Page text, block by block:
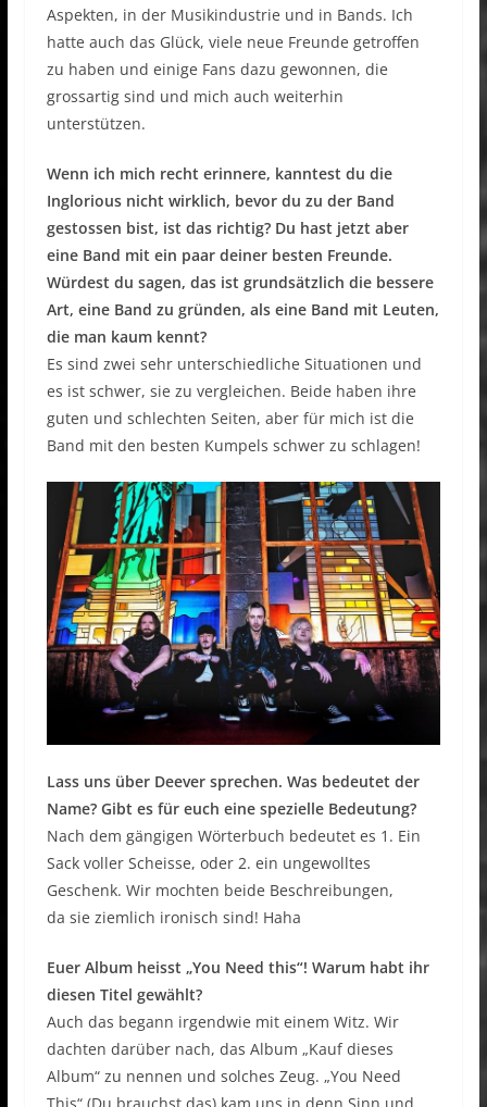
Aspekten, in der Musikindustrie und in Bands. Ich
hatte auch das Glück, viele neue Freunde getroffen
zu haben und einige Fans dazu gewonnen, die
grossartig sind und mich auch weiterhin
unterstützen.
Wenn ich mich recht erinnere, kanntest du die
Inglorious nicht wirklich, bevor du zu der Band
gestossen bist, ist das richtig? Du hast jetzt aber
eine Band mit ein paar deiner besten Freunde.
Würdest du sagen, das ist grundsätzlich die bessere
Art, eine Band zu gründen, als eine Band mit Leuten,
die man kaum kennt?
Es sind zwei sehr unterschiedliche Situationen und
es ist schwer, sie zu vergleichen. Beide haben ihre
guten und schlechten Seiten, aber für mich ist die
Band mit den besten Kumpels schwer zu schlagen!
Lass uns über Deever sprechen. Was bedeutet der
Name? Gibt es für euch eine spezielle Bedeutung?
Nach dem gängigen Wörterbuch bedeutet es 1. Ein
Sack voller Scheisse, oder 2. ein ungewolltes
Geschenk. Wir mochten beide Beschreibungen,
da sie ziemlich ironisch sind! Haha
Euer Album heisst „You Need this“! Warum habt ihr
diesen Titel gewählt?
Auch das begann irgendwie mit einem Witz. Wir
dachten darüber nach, das Album „Kauf dieses
Album“ zu nennen und solches Zeug. „You Need
This“ (Du brauchst das) kam uns in denn Sinn und